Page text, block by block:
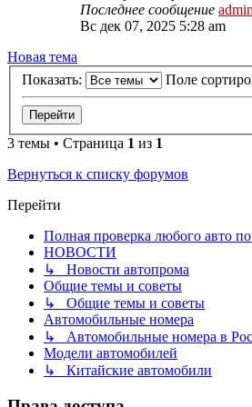
Последнее сообщение admin
Вс дек 07, 2025 5:28 am
Новая тема
Показать:
Поле
3 темы • Страница 1 из 1
Вернуться к списку форумов
Перейти
Полная проверка любого авто
НОВОСТИ
↳ Новости автопрома
Общие темы и советы
↳ Общие темы и советы
Автомобильные номера
↳ Автомобильные номера в
Модели автомобилей
↳ Китайские автомобили